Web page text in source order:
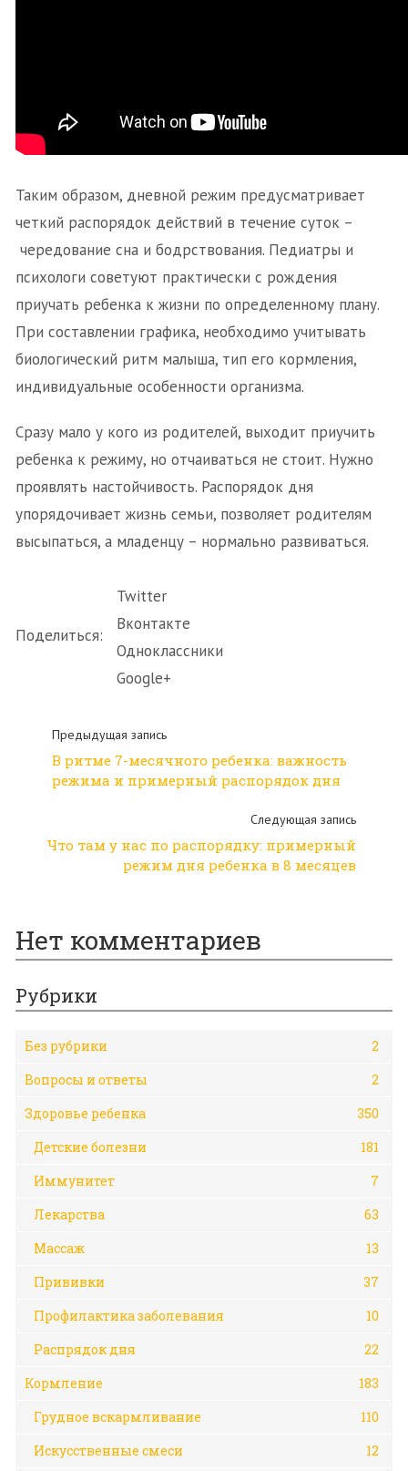
Таким образом, дневной режим предусматривает
четкий распорядок действий в течение суток –
чередование сна и бодрствования. Педиатры и
психологи советуют практически с рождения
приучать ребенка к жизни по определенному плану.
При составлении графика, необходимо учитывать
биологический ритм малыша, тип его кормления,
индивидуальные особенности организма.
Сразу мало у кого из родителей, выходит приучить
ребенка к режиму, но отчаиваться не стоит. Нужно
проявлять настойчивость. Распорядок дня
упорядочивает жизнь семьи, позволяет родителям
высыпаться, а младенцу – нормально развиваться.
Поделиться:
Twitter
Вконтакте
Одноклассники
Google+
Предыдущая запись
В ритме 7-месячного ребенка: важность
режима и примерный распорядок дня
Следующая запись
Что там у нас по распорядку: примерный
режим дня ребенка в 8 месяцев
Нет комментариев
Рубрики
Без рубрики
2
Вопросы и ответы
2
Здоровье ребенка
350
Детские болезни
181
Иммунитет
7
Лекарства
63
Массаж
13
Прививки
37
Профилактика заболевания
10
Распрядок дня
22
Кормление
183
Грудное вскармливание
110
Искусственные смеси
12